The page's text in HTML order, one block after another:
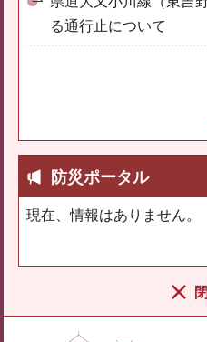
る通行止について
防災ポータル
現在、情報はありません。